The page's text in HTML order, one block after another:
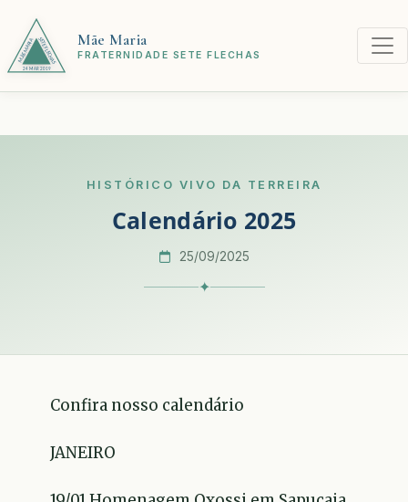
Mãe Maria
FRATERNIDADE SETE FLECHAS
HISTÓRICO VIVO DA TERREIRA
Calendário 2025
25/09/2025
✦
Confira nosso calendário
JANEIRO